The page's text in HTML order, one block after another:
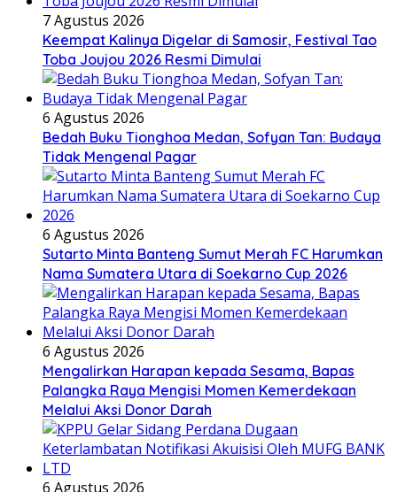
7 Agustus 2026
Keempat Kalinya Digelar di Samosir, Festival Tao
Toba Joujou 2026 Resmi Dimulai
6 Agustus 2026
Bedah Buku Tionghoa Medan, Sofyan Tan: Budaya
Tidak Mengenal Pagar
6 Agustus 2026
Sutarto Minta Banteng Sumut Merah FC Harumkan
Nama Sumatera Utara di Soekarno Cup 2026
6 Agustus 2026
Mengalirkan Harapan kepada Sesama, Bapas
Palangka Raya Mengisi Momen Kemerdekaan
Melalui Aksi Donor Darah
6 Agustus 2026